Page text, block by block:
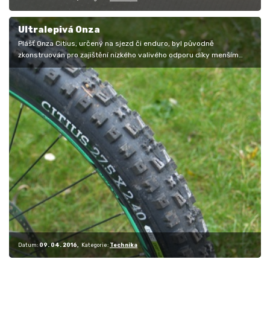
Ultralepivá Onza
Plášť Onza Citius, určený na sjezd či enduro, byl původně
zkonstruován pro zajištění nízkého valivého odporu díky menším
rozestupům…
Datum: 09. 04. 2016 Kategorie: Technika